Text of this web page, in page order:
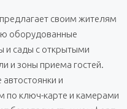
предлагает своим жителям
оборудованные
и сады с открытыми
и зоны приема гостей.
и
по ключ-карте и камерами